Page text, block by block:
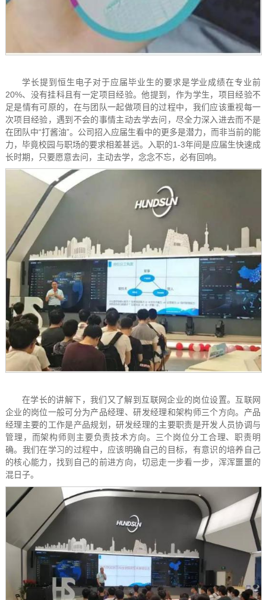
学长提到恒生电子对于应届毕业生的要求是学业成绩在专业前
20%、 没有挂科且有一定项目经验。他提到，作为学生，项目经验不
足是情有可原的，在与团队一起做项目的过程中，我们应该重视每一
次项目经验，遇到不会的事情主动去学去问，尽全力深入进去而不是
在团队中“打酱油”。公司招入应届生看中的更多是潜力，而非当前的能
力，毕竟校园与职场的要求相差甚远。入职的1-3年间是应届生快速成
长时期，只要愿意去问，主动去学，念念不忘，必有回响。
在学长的讲解下，我们又了解到互联网企业的岗位设置。互联网
企业的岗位一般可分为产品经理、研发经理和架构师三个方向。产品
经理主要的工作是产品规划，研发经理的主要职责是开发人员协调与
管理，而架构师则主要负责技术方向。三个岗位分工合理、职责明
确。我们在学习的过程中，应该明确自己的目标，有意识的培养自己
的核心能力，找到自己的前进方向，切忌走一步看一步，浑浑噩噩的
混日子。